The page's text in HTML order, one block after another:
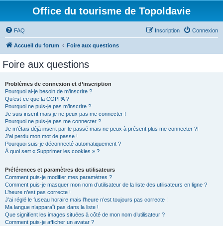
Office du tourisme de Topoldavie
FAQ Connexion
Inscription
Accueil du forum Foire aux questions
Foire aux questions
Problèmes de connexion et d’inscription
Pourquoi ai-je besoin de m’inscrire ?
Qu’est-ce que la COPPA ?
Pourquoi ne puis-je pas m’inscrire ?
Je suis inscrit mais je ne peux pas me connecter !
Pourquoi ne puis-je pas me connecter ?
Je m’étais déjà inscrit par le passé mais ne peux à présent plus me connecter ?!
J’ai perdu mon mot de passe !
Pourquoi suis-je déconnecté automatiquement ?
À quoi sert « Supprimer les cookies » ?
Préférences et paramètres des utilisateurs
Comment puis-je modifier mes paramètres ?
Comment puis-je masquer mon nom d’utilisateur de la liste des utilisateurs en ligne ?
L’heure n’est pas correcte !
J’ai réglé le fuseau horaire mais l’heure n’est toujours pas correcte !
Ma langue n’apparaît pas dans la liste !
Que signifient les images situées à côté de mon nom d’utilisateur ?
Comment puis-je afficher un avatar ?